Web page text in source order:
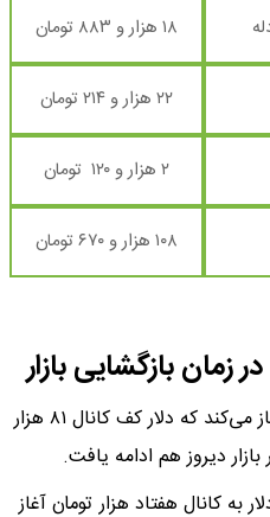
۱۸ هزار و ۸۸۳ تومان
۲۲ هزار و ۲۱۴ تومان
۲ هزار و ۱۲۰ تومان
۱۰۸ هزار و ۶۷۰ تومان
زمان بازگشایی بازار
بازار ارز در حالی فعالیت خود را آغاز می‌کند که دلار کف کانال ۸۱ هزار
بازار دیروز هم ادامه یافت.
کانال هفتاد هزار تومان آغاز